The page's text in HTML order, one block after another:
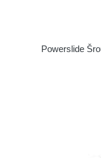
Powerslide